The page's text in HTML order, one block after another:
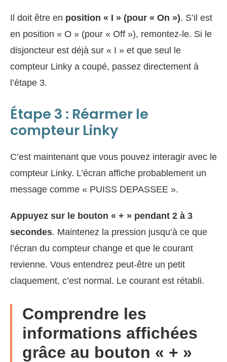
Il doit être en position « I » (pour « On »). S’il est
en position « O » (pour « Off »), remontez-le. Si le
disjoncteur est déjà sur « I » et que seul le
compteur Linky a coupé, passez directement à
l’étape 3.
Étape 3 : Réarmer le
compteur Linky
C’est maintenant que vous pouvez interagir avec le
compteur Linky. L’écran affiche probablement un
message comme « PUISS DEPASSEE ».
Appuyez sur le bouton « + » pendant 2 à 3
secondes. Maintenez la pression jusqu’à ce que
l’écran du compteur change et que le courant
revienne. Vous entendrez peut-être un petit
claquement, c’est normal. Le courant est rétabli.
Comprendre les
informations affichées
grâce au bouton « + »